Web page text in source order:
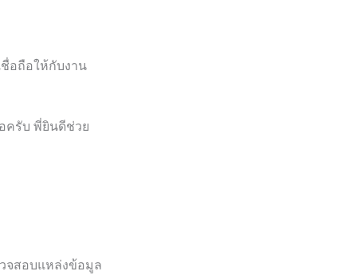
อถือให้กับงาน
ครับ พี่ยินดีช่วย
จสอบแหล่งข้อมูล